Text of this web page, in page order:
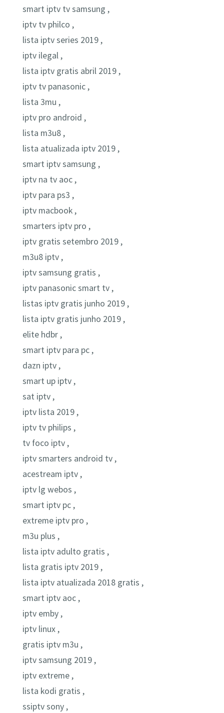
smart iptv tv samsung ,
iptv tv philco ,
lista iptv series 2019 ,
iptv ilegal ,
lista iptv gratis abril 2019 ,
iptv tv panasonic ,
lista 3mu ,
iptv pro android ,
lista m3u8 ,
lista atualizada iptv 2019 ,
smart iptv samsung ,
iptv na tv aoc ,
iptv para ps3 ,
iptv macbook ,
smarters iptv pro ,
iptv gratis setembro 2019 ,
m3u8 iptv ,
iptv samsung gratis ,
iptv panasonic smart tv ,
listas iptv gratis junho 2019 ,
lista iptv gratis junho 2019 ,
elite hdbr ,
smart iptv para pc ,
dazn iptv ,
smart up iptv ,
sat iptv ,
iptv lista 2019 ,
iptv tv philips ,
tv foco iptv ,
iptv smarters android tv ,
acestream iptv ,
iptv lg webos ,
smart iptv pc ,
extreme iptv pro ,
m3u plus ,
lista iptv adulto gratis ,
lista gratis iptv 2019 ,
lista iptv atualizada 2018 gratis ,
smart iptv aoc ,
iptv emby ,
iptv linux ,
gratis iptv m3u ,
iptv samsung 2019 ,
iptv extreme ,
lista kodi gratis ,
ssiptv sony ,